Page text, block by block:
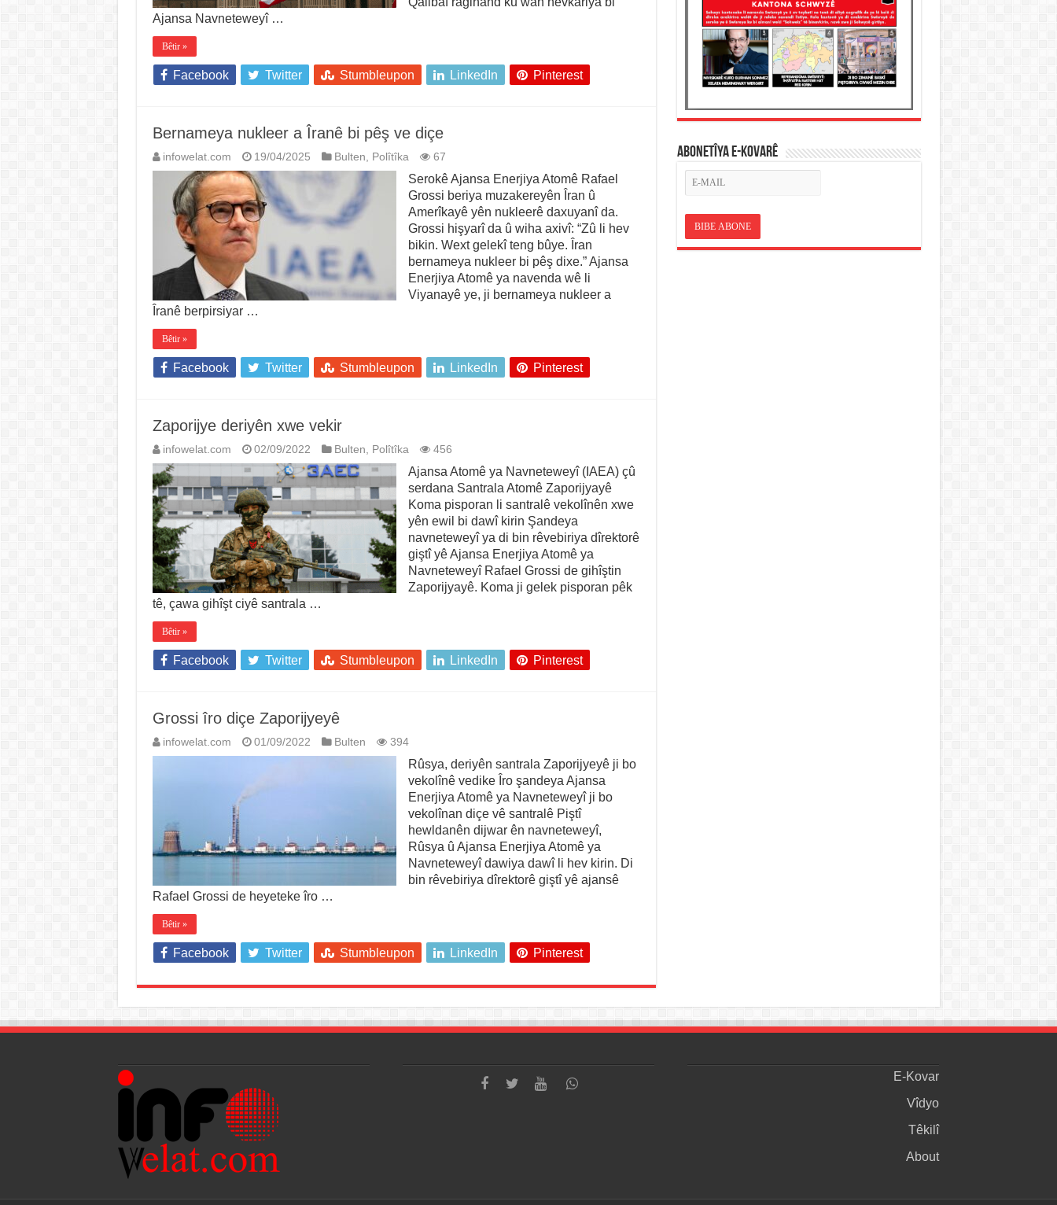
Ajansa Navneteweyî …
Bêtir »
Facebook Twitter Stumbleupon LinkedIn Pinterest
Bernameya nukleer a Îranê bi pêş ve diçe
infowelat.com 19/04/2025 Bulten, Polîtîka 67
Serokê Ajansa Enerjiya Atomê Rafael
Grossi beriya muzakereyên Îran û
Amerîkayê yên nukleerê daxuyanî da.
Grossi hişyarî da û wiha axivî: “Zû li hev
bikin. Wext gelekî teng bûye. Îran
bernameya nukleer bi pêş dixe.” Ajansa
Enerjiya Atomê ya navenda wê li
Viyanayê ye, ji bernameya nukleer a
Îranê berpirsiyar …
Bêtir »
Facebook Twitter Stumbleupon LinkedIn Pinterest
Zaporijye deriyên xwe vekir
infowelat.com 02/09/2022 Bulten, Polîtîka 456
Ajansa Atomê ya Navneteweyî (IAEA) çû
serdana Santrala Atomê Zaporijyayê
Koma pisporan li santralê vekolînên xwe
yên ewil bi dawî kirin Şandeya
navneteweyî ya di bin rêvebiriya dîrektorê
giştî yê Ajansa Enerjiya Atomê ya
Navneteweyî Rafael Grossi de gihîştin
Zaporijyayê. Koma ji gelek pisporan pêk
tê, çawa gihîşt ciyê santrala …
Bêtir »
Facebook Twitter Stumbleupon LinkedIn Pinterest
Grossi îro diçe Zaporijyeyê
infowelat.com 01/09/2022 Bulten 394
Rûsya, deriyên santrala Zaporijyeyê ji bo
vekolînê vedike Îro şandeya Ajansa
Enerjiya Atomê ya Navneteweyî ji bo
vekolînan diçe vê santralê Piştî
hewldanên dijwar ên navneteweyî,
Rûsya û Ajansa Enerjiya Atomê ya
Navneteweyî dawiya dawî li hev kirin. Di
bin rêvebiriya dîrektorê giştî yê ajansê
Rafael Grossi de heyeteke îro …
Bêtir »
Facebook Twitter Stumbleupon LinkedIn Pinterest
ABONETÎYA E-KOVARÊ
E-Kovar
Vîdyo
Têkilî
About